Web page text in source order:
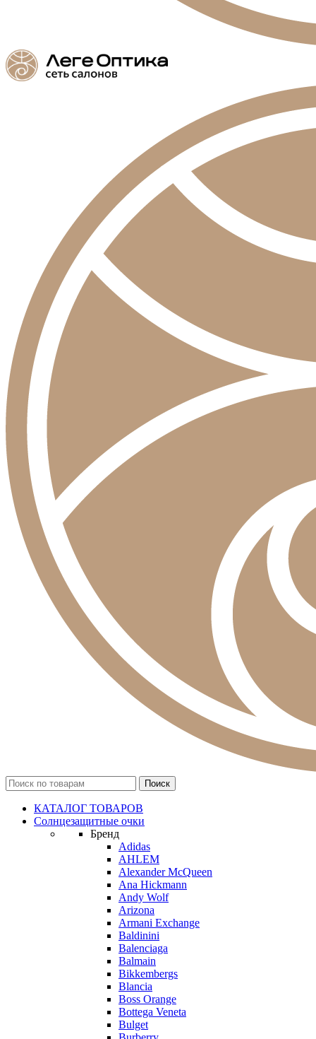
КАТАЛОГ ТОВАРОВ
Солнцезащитные очки
Бренд
Adidas
AHLEM
Alexander McQueen
Ana Hickmann
Andy Wolf
Arizona
Armani Exchange
Baldinini
Balenciaga
Balmain
Bikkembergs
Blancia
Boss Orange
Bottega Veneta
Bulget